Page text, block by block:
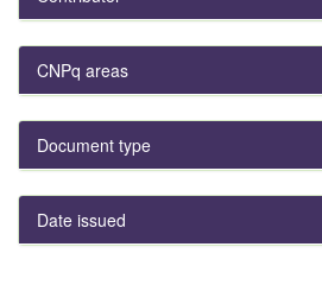
CNPq areas
Document type
Date issued